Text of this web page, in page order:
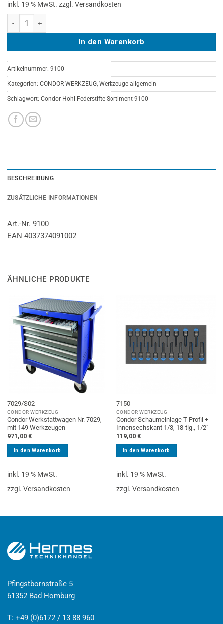
inkl. 19 % MwSt. zzgl. Versandkosten
In den Warenkorb
Artikelnummer: 9100
Kategorien: CONDOR WERKZEUG, Werkzeuge allgemein
Schlagwort: Condor Hohl-Federstifte-Sortiment 9100
BESCHREIBUNG
ZUSÄTZLICHE INFORMATIONEN
Art.-Nr. 9100
EAN 4037374091002
ÄHNLICHE PRODUKTE
7029/S02
CONDOR WERKZEUG
Condor Werkstattwagen Nr. 7029,
mit 149 Werkzeugen
971,00 €
In den Warenkorb
inkl. 19 % MwSt.
zzgl. Versandkosten
7150
CONDOR WERKZEUG
Condor Schaumeinlage T-Profil +
Innensechskant 1/3, 18-tlg., 1/2″
119,00 €
In den Warenkorb
inkl. 19 % MwSt.
zzgl. Versandkosten
Pfingstbornstraße 5
61352 Bad Homburg
T: +49 (0)6172 / 13 88 960